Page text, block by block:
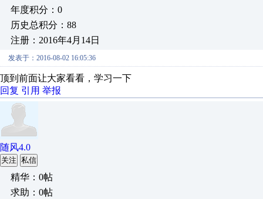
年度积分：0
历史总积分：88
注册：2016年4月14日
发表于：2016-08-02 16:05:36
顶到前面让大家看看，学习一下
回复 引用 举报
随风4.0
关注 私信
精华：0帖
求助：0帖